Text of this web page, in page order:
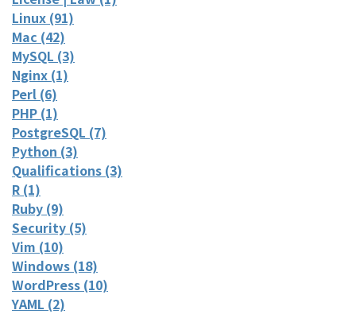
Linux (91)
Mac (42)
MySQL (3)
Nginx (1)
Perl (6)
PHP (1)
PostgreSQL (7)
Python (3)
Qualifications (3)
R (1)
Ruby (9)
Security (5)
Vim (10)
Windows (18)
WordPress (10)
YAML (2)